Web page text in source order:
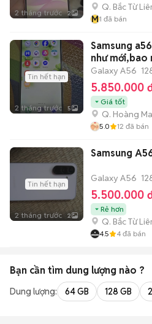
2 tháng trước 2
Q. Bắc Từ
M1 đã bán
Tin hết hạn
2 tháng trước 5
Samsung
như mới,bao
Galaxy A56
5.850.000
Giá tốt
Q. Hoàng
5.0 12 đã bán
Tin hết hạn
2 tháng trước 2
Samsung
Galaxy A56
5.500.000
Rẻ hơn
Q. Bắc Từ
4.5 4 đã bán
Bạn cần tìm dung lượng nào ?
Dung lượng: 64 GB 128 GB